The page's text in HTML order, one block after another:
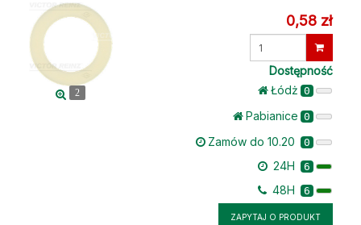
2
0,58 zł
Dostępność
Łódż 0
Pabianice 0
Zamów do 10.20 0
24H 6
48H 6
ZAPYTAJ O PRODUKT